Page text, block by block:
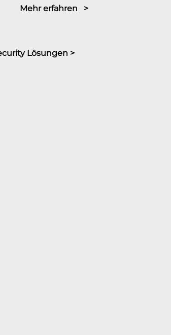
Mehr erfahren >
Lösungen >